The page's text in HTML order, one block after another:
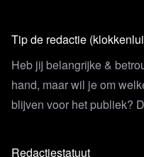
Tip de redactie
Heb jij belangrijke &
hand, maar wil je om
blijven voor het publiek?
Redactiestatuut